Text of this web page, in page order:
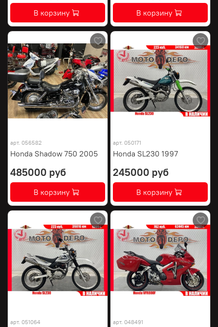
В корзину В корзину
арт. 056582
Honda Shadow 750 2005
485000 руб
В корзину
арт. 050171
Honda SL230 1997
245000 руб
В корзину
арт. 051064 арт. 048491